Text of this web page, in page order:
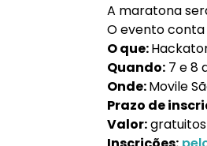
A maratona
O evento conta
O que:
Quando: 7 e 8
Onde:Movile
Prazo de
Valor:gratuitos